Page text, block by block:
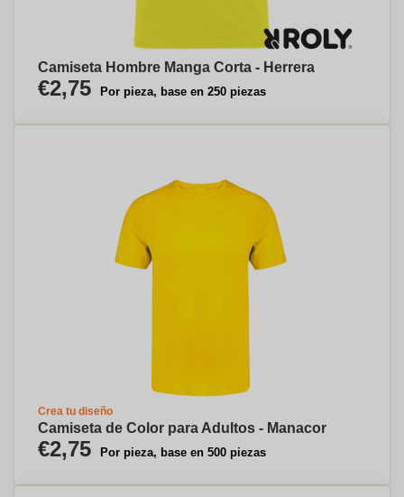
Camiseta Hombre Manga Corta - Herrera
€2,75 Por pieza, base en 250 piezas
Crea tu diseño
Camiseta de Color para Adultos - Manacor
€2,75 Por pieza, base en 500 piezas